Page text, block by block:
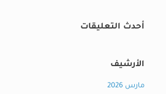
أحدث التعليقات
الأرشيف
مارس 2026